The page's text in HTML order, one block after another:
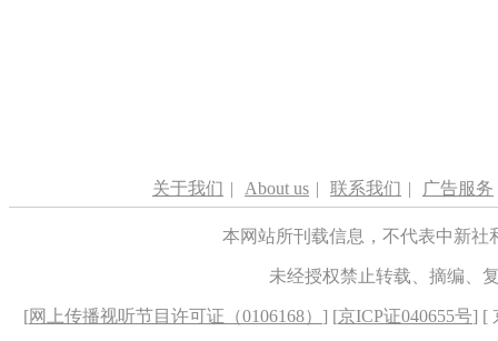
关于我们 | About us | 联系我们 | 广告服务
本网站所刊载信息，不代表中新
未经授权禁止转载、摘编、
[网上传播视听节目许可证（0106168） ] [京ICP证040655号] [